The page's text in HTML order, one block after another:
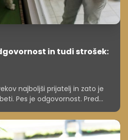
in tudi strošek:
najboljši prijatelj in zato je
Pes je odgovornost. Pred
da mu nudimo